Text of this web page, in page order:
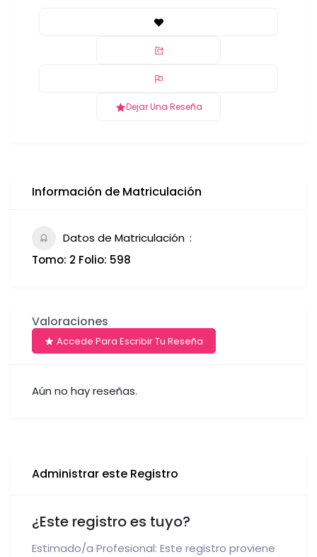
Dejar Una Reseña
Información de Matriculación
Datos de Matriculación
Tomo: 2 Folio: 598
Valoraciones
Accede Para Escribir Tu Reseña
Aún no hay reseñas.
Administrar este Registro
¿Este registro es tuyo?
Estimado/a Profesional: Este registro proviene